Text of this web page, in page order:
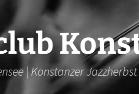
| Konstanzer Jazzherbst